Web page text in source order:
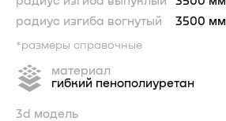
радиус изгиба вогнутый
3500 мм
*размеры справочные
материал
гибкий пенополиуретан
3d модель